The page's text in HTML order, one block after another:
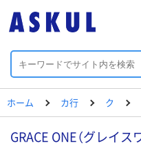
ホーム カ行 ク
GRACE ONE（グレイス